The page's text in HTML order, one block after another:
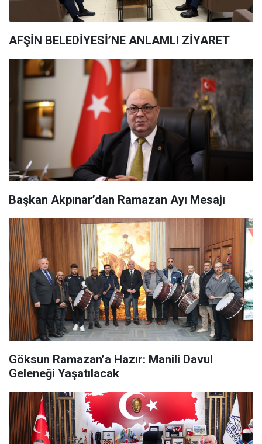
AFŞİN BELEDİYESİ’NE ANLAMLI ZİYARET
Başkan Akpınar’dan Ramazan Ayı Mesajı
Göksun Ramazan’a Hazır: Manili Davul
Geleneği Yaşatılacak